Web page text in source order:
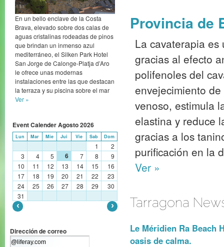
En un bello enclave de la Costa
Brava, elevado sobre dos calas de
aguas cristalinas rodeadas de pinos
que brindan un inmenso azul
mediterráneo, el Silken Park Hotel
San Jorge de Calonge-Platja d’Aro
le ofrece unas modernas
instalaciones entre las que destacan
la terraza y su piscina sobre el mar
Ver »
Event CalenderAgosto2026
Lun Mar Mie Jui Vie Sab Dom
1
2
3
4 5 6 7 8
9
10
11 12 13 14 15
16
17
18 19 20 21 22
23
24
25 26 27 28 29
30
31
Dirección de correo
Provincia de
La cavaterapia es
gracias al efecto
polifenoles del
envejecimiento
venoso, estimula
elastina y reduce
gracias a los
purificación en la
Ver »
Tarragona
Le Méridien Ra Beach
oasis de calma.